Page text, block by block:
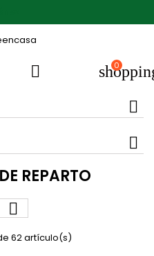
 0
REPARTO

62 artículo(s)